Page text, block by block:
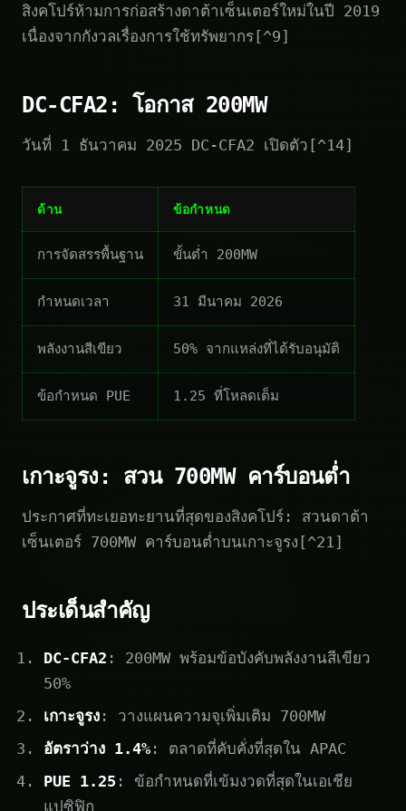
สิงคโปร์ห้ามการก่อสร้างดาต้าเซ็นเตอร์ใหม่ในปี 2019
เนื่องจากกังวลเรื่องการใช้ทรัพยากร[^9]
DC-CFA2: โอกาส 200MW
วันที่ 1 ธันวาคม 2025 DC-CFA2 เปิดตัว[^14]
ด้าน ข้อกำหนด
การจัดสรรพื้นฐาน ขั้นต่ำ 200MW
กำหนดเวลา 31 มีนาคม 2026
พลังงานสีเขียว 50% จากแหล่งที่ได้รับอนุมัติ
ข้อกำหนด PUE 1.25 ที่โหลดเต็ม
เกาะจูรง: สวน 700MW คาร์บอนต่ำ
ประกาศที่ทะเยอทะยานที่สุดของสิงคโปร์: สวนดาต้า
เซ็นเตอร์ 700MW คาร์บอนต่ำบนเกาะจูรง[^21]
ประเด็นสำคัญ
DC-CFA2 : 200MW พร้อมข้อบังคับพลังงานสีเขียว
50%
เกาะจูรง : วางแผนความจุเพิ่มเติม 700MW
อัตราว่าง 1.4% : ตลาดที่คับคั่งที่สุดใน APAC
PUE 1.25 : ข้อกำหนดที่เข้มงวดที่สุดในเอเชีย
แปซิฟิก